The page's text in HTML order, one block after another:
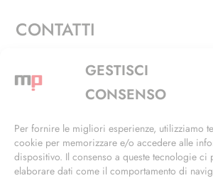
GESTISCI
CONSENSO
Per fornire le migliori esperienze, utilizziamo
cookie per memorizzare e/o accedere alle
dispositivo. Il consenso a queste tecnologie ci
elaborare dati come il comportamento di
CONTATTI
Via Alfieri, 27 - Trezzano Sul
+39 02 4846 3155
info@masterphil.it